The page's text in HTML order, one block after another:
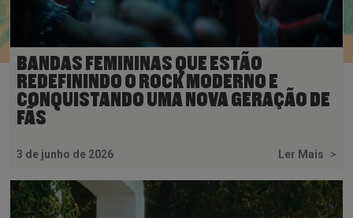
BANDAS FEMININAS QUE ESTÃO
REDEFININDO O ROCK MODERNO E
CONQUISTANDO UMA NOVA GERAÇÃO DE
FÃS
3 de junho de 2026 Ler Mais >